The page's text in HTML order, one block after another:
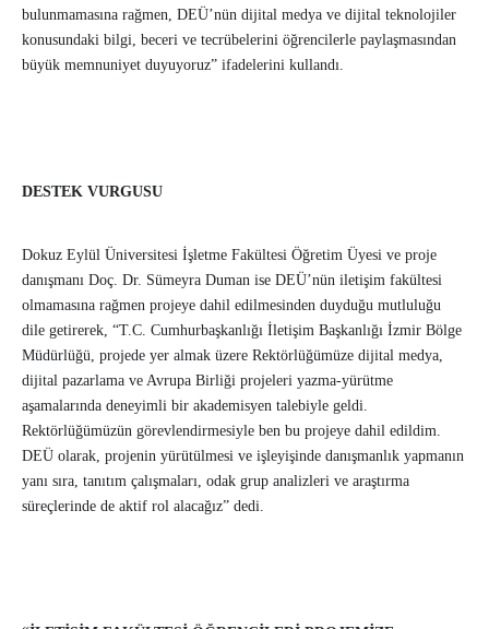
bulunmamasına rağmen, DEÜ’nün dijital medya ve dijital teknolojiler
konusundaki bilgi, beceri ve tecrübelerini öğrencilerle paylaşmasından
büyük memnuniyet duyuyoruz” ifadelerini kullandı.
DESTEK VURGUSU
Dokuz Eylül Üniversitesi İşletme Fakültesi Öğretim Üyesi ve proje
danışmanı Doç. Dr. Sümeyra Duman ise DEÜ’nün iletişim fakültesi
olmamasına rağmen projeye dahil edilmesinden duyduğu mutluluğu
dile getirerek, “T.C. Cumhurbaşkanlığı İletişim Başkanlığı İzmir Bölge
Müdürlüğü, projede yer almak üzere Rektörlüğümüze dijital medya,
dijital pazarlama ve Avrupa Birliği projeleri yazma-yürütme
aşamalarında deneyimli bir akademisyen talebiyle geldi.
Rektörlüğümüzün görevlendirmesiyle ben bu projeye dahil edildim.
DEÜ olarak, projenin yürütülmesi ve işleyişinde danışmanlık yapmanın
yanı sıra, tanıtım çalışmaları, odak grup analizleri ve araştırma
süreçlerinde de aktif rol alacağız” dedi.